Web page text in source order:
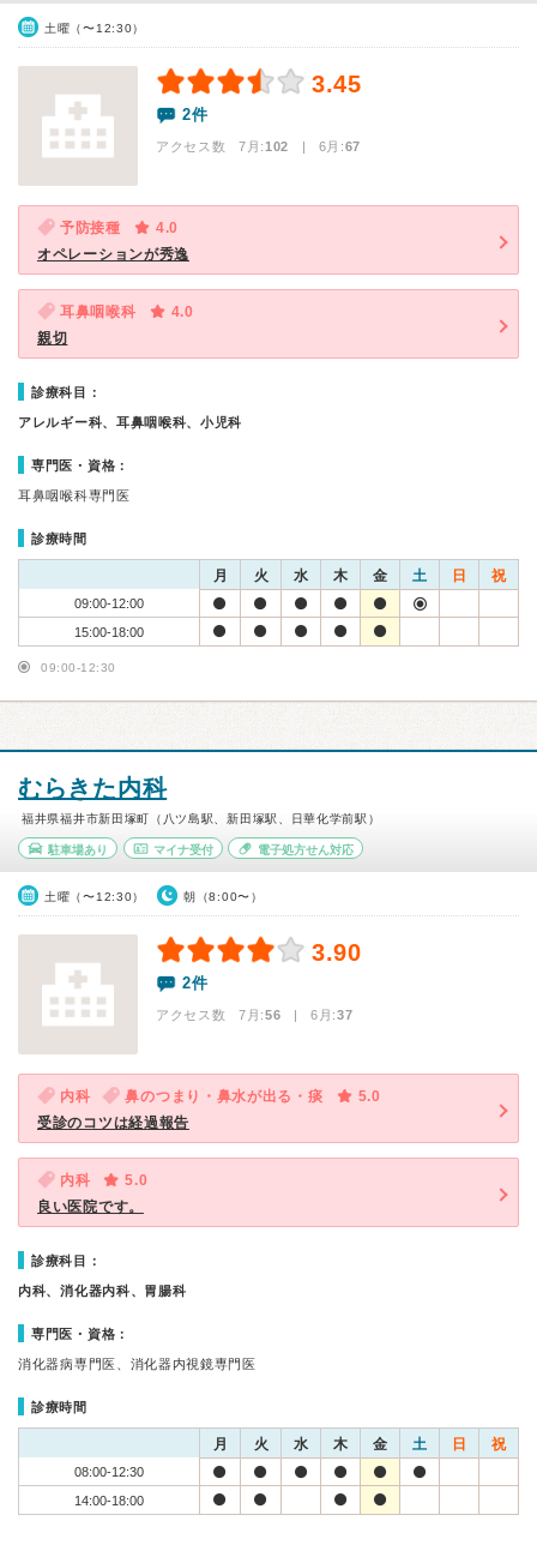
土曜（〜12:30）
3.45
2件
アクセス数 7月:102 | 6月:67
予防接種
4.0
オペレーションが秀逸
耳鼻咽喉科
4.0
親切
診療科目：
アレルギー科、耳鼻咽喉科、小児科
専門医・資格：
耳鼻咽喉科専門医
診療時間
月 火 水 木 金 土 日 祝
09:00-12:00
15:00-18:00
09:00-12:30
むらきた内科
福井県福井市新田塚町（八ツ島駅、新田塚駅、日華化学前駅）
駐車場あり マイナ受付 電子処方せん対応
土曜（〜12:30） 朝（8:00〜）
3.90
2件
アクセス数 7月:56 | 6月:37
内科 鼻のつまり・鼻水が出る・痰
5.0
受診のコツは経過報告
内科
5.0
良い医院です。
診療科目：
内科、消化器内科、胃腸科
専門医・資格：
消化器病専門医、消化器内視鏡専門医
診療時間
月 火 水 木 金 土 日 祝
08:00-12:30
14:00-18:00